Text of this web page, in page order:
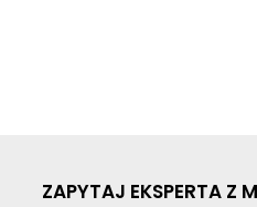
ZAPYTAJ EKSPERTA Z